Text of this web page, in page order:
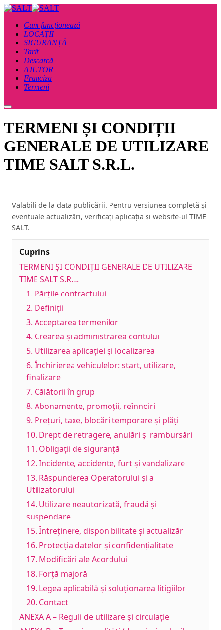
Cum funcționează
LOCAȚII​
SIGURANȚĂ
Tarif
Descarcă
AJUTOR
Franciza
Termeni
Main
TERMENI ȘI CONDIȚII
GENERALE DE UTILIZARE
TIME SALT S.R.L.
Valabili de la data publicării. Pentru versiunea completă și
eventuale actualizări, verificați aplicația și website-ul TIME
SALT.
Cuprins
TERMENI ȘI CONDIȚII GENERALE DE UTILIZARE
TIME SALT S.R.L.
1. Părțile contractului
2. Definiții
3. Acceptarea termenilor
4. Crearea și administrarea contului
5. Utilizarea aplicației și localizarea
6. Închirierea vehiculelor: start, utilizare,
finalizare
7. Călătorii în grup
8. Abonamente, promoții, reînnoiri
9. Prețuri, taxe, blocări temporare și plăți
10. Drept de retragere, anulări și rambursări
11. Obligații de siguranță
12. Incidente, accidente, furt și vandalizare
13. Răspunderea Operatorului și a
Utilizatorului
14. Utilizare neautorizată, fraudă și
suspendare
15. Întreținere, disponibilitate și actualizări
16. Protecția datelor și confidențialitate
17. Modificări ale Acordului
18. Forță majoră
19. Legea aplicabilă și soluționarea litigiilor
20. Contact
ANEXA A – Reguli de utilizare și circulație